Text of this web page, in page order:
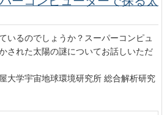
いるのでしょうか？スーパーコンピュ
された太陽の謎についてお話しいただ
大学宇宙地球環境研究所 総合解析研究